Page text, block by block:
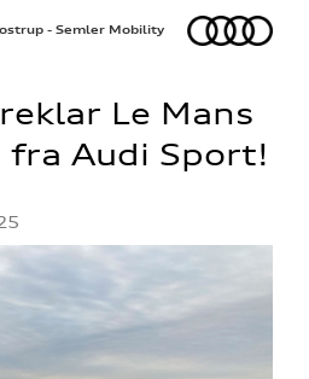
Audi
- Semler Mobility
Le Mans
Audi Sport!